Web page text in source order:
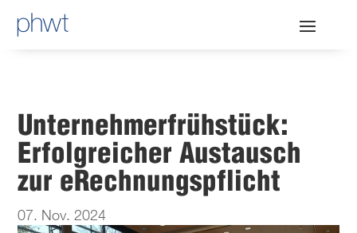
Unternehmerfrühstück:
Erfolgreicher Austausch
zur eRechnungspflicht
07. Nov. 2024